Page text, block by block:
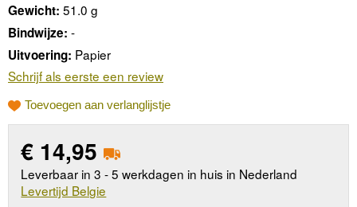
Gewicht: 51.0 g
Bindwijze: -
Uitvoering: Papier
Schrijf als eerste een review
Toevoegen aan verlanglijstje
€ 14,95
Leverbaar in 3 - 5 werkdagen in huis in Nederland
Levertijd Belgie